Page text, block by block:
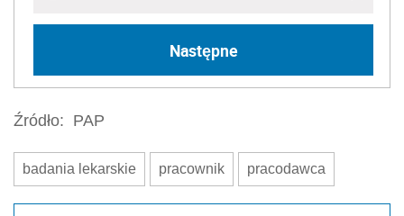
Następne
Źródło: PAP
badania lekarskie pracownik pracodawca